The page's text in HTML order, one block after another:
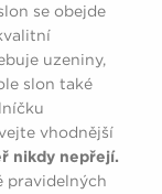
se obejde
uzeniny,
slon také
vhodnější
nikdy nepřejí.
pravidelných